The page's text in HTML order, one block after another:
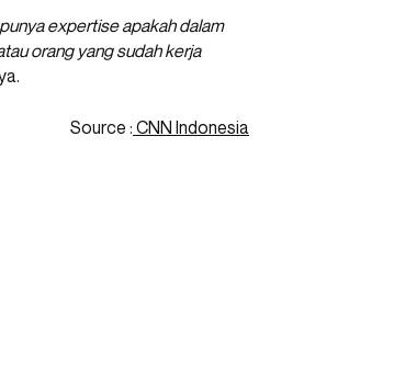
expertise apakah dalam
orang yang sudah kerja
Source : CNN Indonesia